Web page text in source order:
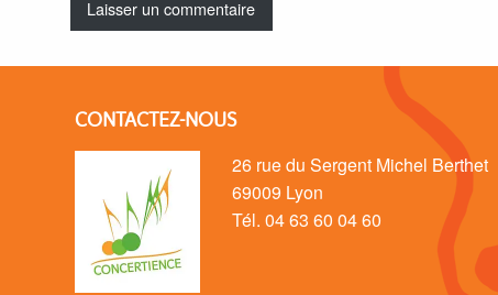
CONTACTEZ-NOUS
26 rue du Sergent Michel Berthet
69009 Lyon
Tél. 04 63 60 04 60